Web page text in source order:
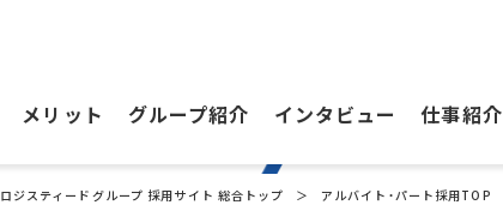
メリット グループ紹介 インタビュー 仕事紹介
ロジスティードグループ 採用サイト 総合トップ アルバイト・パート採用TOP